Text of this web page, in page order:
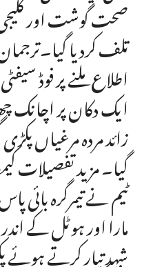
صحت گوشت اور کلیجی
تلف کردیا
اطلاع ملنے پر فوڈ
زائد مردہ مرغیاں
گیا۔ مزید تفصیلات
ٹیم نے تیمرگرہ بائی
مارا اور ہوٹل کے
شہد تیار کرتے ہوئے